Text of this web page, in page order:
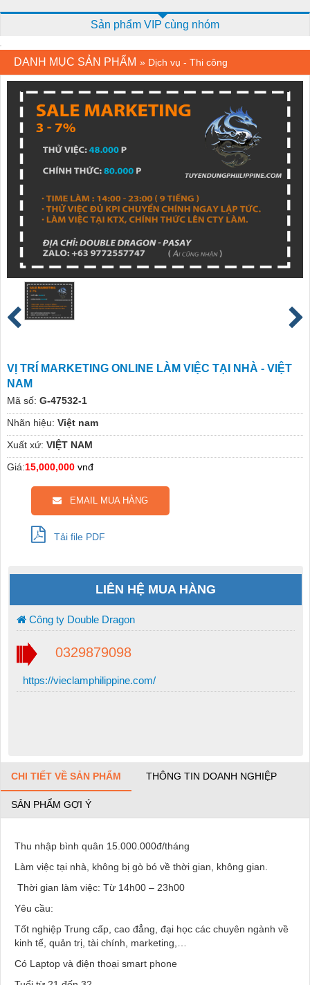
Sản phẩm VIP cùng nhóm
DANH MỤC SẢN PHẨM » Dịch vụ - Thi công
VỊ TRÍ MARKETING ONLINE LÀM VIỆC TẠI NHÀ - VIỆT
NAM
Mã số: G-47532-1
Nhãn hiệu: Việt nam
Xuất xứ: VIỆT NAM
Giá:15,000,000 vnđ
EMAIL MUA HÀNG
Tải file PDF
LIÊN HỆ MUA HÀNG
Công ty Double Dragon
0329879098
https://vieclamphilippine.com/
CHI TIẾT VỀ SẢN PHẨM THÔNG TIN DOANH NGHIỆP
SẢN PHẨM GỢI Ý
Thu nhập bình quân 15.000.000đ/tháng
Làm việc tại nhà, không bị gò bó về thời gian, không gian.
Thời gian làm việc: Từ 14h00 – 23h00
Yêu cầu:
Tốt nghiệp Trung cấp, cao đẳng, đại học các chuyên ngành về
kinh tế, quản trị, tài chính, marketing,…
Có Laptop và điện thoại smart phone